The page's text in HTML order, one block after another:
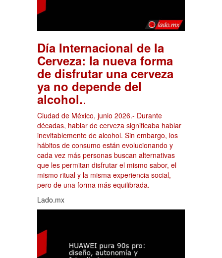
Día Internacional de la
Cerveza: la nueva forma
de disfrutar una cerveza
ya no depende del
alcohol..
Ciudad de México, junio 2026.- Durante
décadas, hablar de cerveza significaba hablar
inevitablemente de alcohol. Sin embargo, los
hábitos de consumo están evolucionando y
cada vez más personas buscan alternativas
que les permitan disfrutar el mismo sabor, el
mismo ritual y la misma experiencia social,
pero de una forma más equilibrada.
Lado.mx